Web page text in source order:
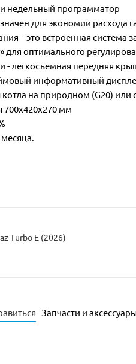
недельный программатор
для экономии расхода
– это встроенная система
оптимального
- легкосъемная передняя
информативный
на природном (G20) или
мм
Turbo E (2026)
Запчасти и